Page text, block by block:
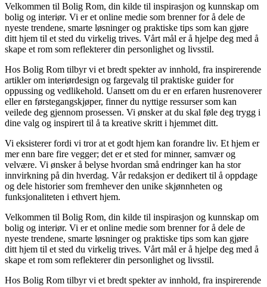
Velkommen til Bolig Rom, din kilde til inspirasjon og kunnskap om
bolig og interiør. Vi er et online medie som brenner for å dele de
nyeste trendene, smarte løsninger og praktiske tips som kan gjøre
ditt hjem til et sted du virkelig trives. Vårt mål er å hjelpe deg med å
skape et rom som reflekterer din personlighet og livsstil.
Hos Bolig Rom tilbyr vi et bredt spekter av innhold, fra inspirerende
artikler om interiørdesign og fargevalg til praktiske guider for
oppussing og vedlikehold. Uansett om du er en erfaren husrenoverer
eller en førstegangskjøper, finner du nyttige ressurser som kan
veilede deg gjennom prosessen. Vi ønsker at du skal føle deg trygg i
dine valg og inspirert til å ta kreative skritt i hjemmet ditt.
Vi eksisterer fordi vi tror at et godt hjem kan forandre liv. Et hjem er
mer enn bare fire vegger; det er et sted for minner, samvær og
velvære. Vi ønsker å belyse hvordan små endringer kan ha stor
innvirkning på din hverdag. Vår redaksjon er dedikert til å oppdage
og dele historier som fremhever den unike skjønnheten og
funksjonaliteten i ethvert hjem.
Velkommen til Bolig Rom, din kilde til inspirasjon og kunnskap om
bolig og interiør. Vi er et online medie som brenner for å dele de
nyeste trendene, smarte løsninger og praktiske tips som kan gjøre
ditt hjem til et sted du virkelig trives. Vårt mål er å hjelpe deg med å
skape et rom som reflekterer din personlighet og livsstil.
Hos Bolig Rom tilbyr vi et bredt spekter av innhold, fra inspirerende